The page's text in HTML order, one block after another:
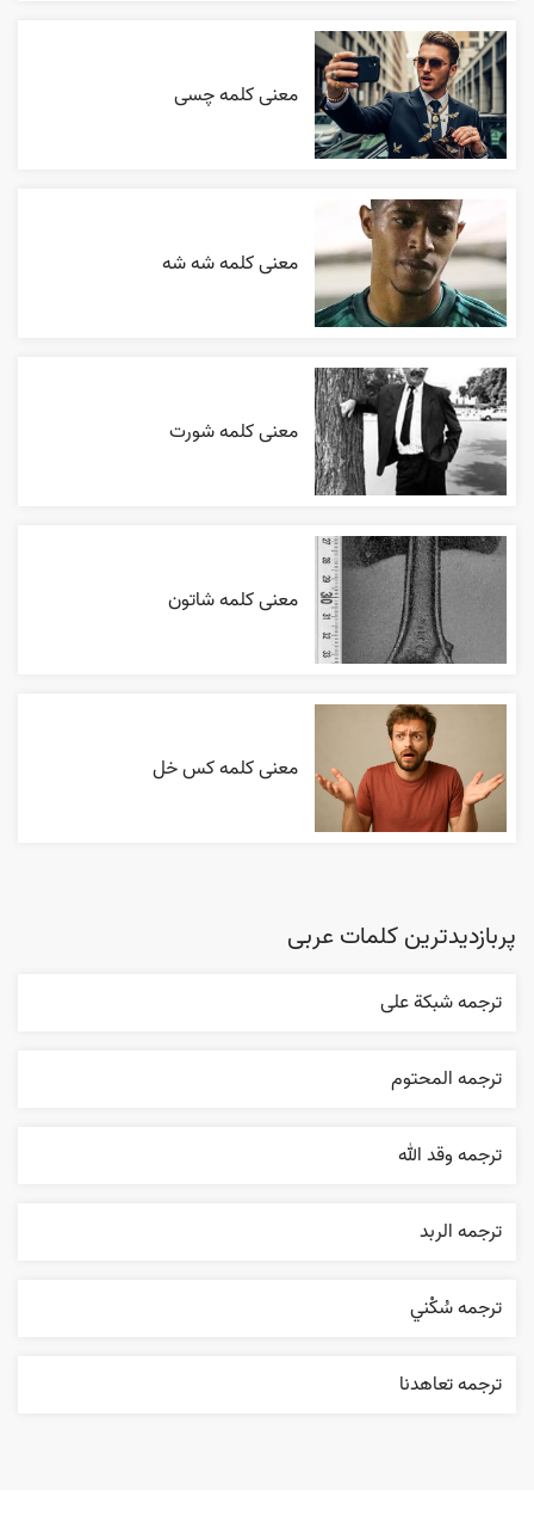
معنی کلمه چسی
معنی کلمه شه شه
معنی کلمه شورت
معنی کلمه شاتون
معنی کلمه کس خل
پربازدیدترین کلمات عربی
ترجمه شبکة علی
ترجمه المحتوم
ترجمه وقد الله
ترجمه الربد
ترجمه سُکْني
ترجمه تعاهدنا